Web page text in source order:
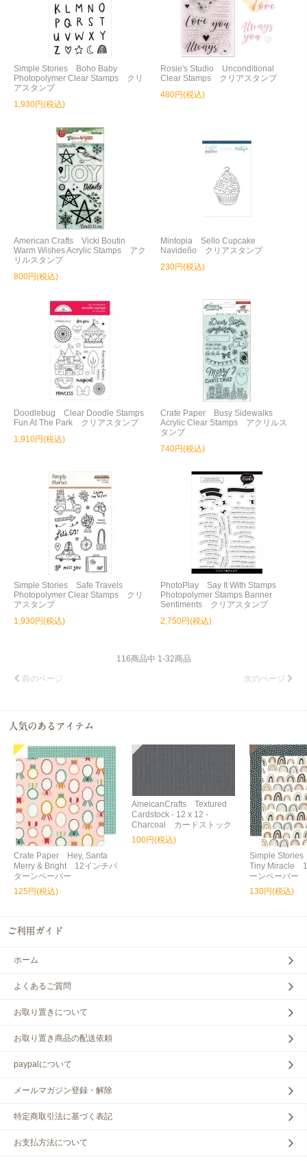
Simple Stories Boho Baby
Photopolymer Clear Stamps クリ
アスタンプ
1,930円(税込)
Rosie's Studio Unconditional
Clear Stamps クリアスタンプ
480円(税込)
American Crafts Vicki Boutin
Warm Wishes Acrylic Stamps アク
リルスタンプ
800円(税込)
Mintopia Sello Cupcake
Navideño クリアスタンプ
230円(税込)
Doodlebug Clear Doodle Stamps
Fun At The Park クリアスタンプ
1,910円(税込)
Crate Paper Busy Sidewalks
Acrylic Clear Stamps アクリルス
タンプ
740円(税込)
Simple Stories Safe Travels
Photopolymer Clear Stamps クリ
アスタンプ
1,930円(税込)
PhotoPlay Say It With Stamps
Photopolymer Stamps Banner
Sentiments クリアスタンプ
2,750円(税込)
116商品中 1-32商品
前のページ 次のページ
Crate Paper Hey, Santa
Merry & Bright 12インチパ
ターンペーパー
125円(税込)
AmeicanCrafts Textured
Cardstock - 12 x 12 -
Charcoal カードストック
100円(税込)
Simple
Tiny Miracle
ーンペーパー
130円(税込)
ホーム
よくあるご質問
お取り置きについて
お取り置き商品の配送依頼
paypalについて
メールマガジン登録・解除
特定商取引法に基づく表記
お支払方法について